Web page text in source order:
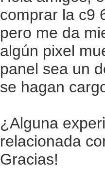
comprar la c9
pero me da
algún pixel
panel sea un
se hagan
¿Alguna
relacionada
Gracias!